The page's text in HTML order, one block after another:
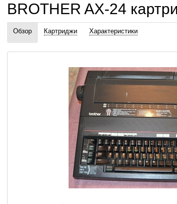
BROTHER AX-24
Обзор Картриджи Характеристики